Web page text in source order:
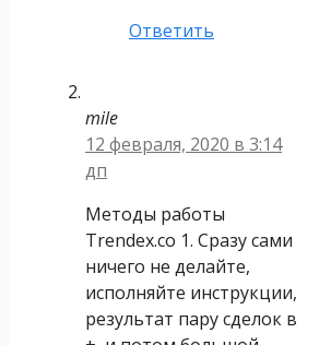
Ответить
mile
12 февраля, 2020 в 3:14
дп
Методы работы
Trendex.co 1. Сразу сами
ничего не делайте,
исполняйте инструкции,
результат пару сделок в